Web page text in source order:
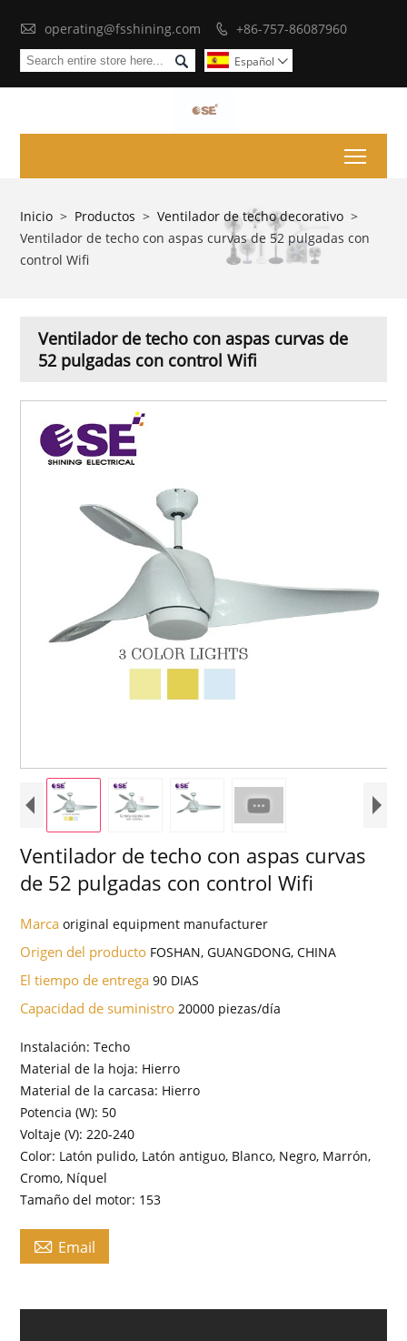
 operating@fsshining.com  +86-757-86087960
 Español 
Inicio > Productos > Ventilador de techo decorativo >
Ventilador de techo con aspas curvas de 52 pulgadas con
control Wifi
Ventilador de techo con aspas curvas de
52 pulgadas con control Wifi
Ventilador de techo con aspas curvas
de 52 pulgadas con control Wifi
Marcaoriginal equipment manufacturer
Origen del producto FOSHAN, GUANGDONG, CHINA
El tiempo de entrega90 DIAS
Capacidad de suministro 20000 piezas/día
Instalación: Techo
Material de la hoja: Hierro
Material de la carcasa: Hierro
Potencia (W): 50
Voltaje (V): 220-240
Color: Latón pulido, Latón antiguo, Blanco, Negro, Marrón,
Cromo, Níquel
Tamaño del motor: 153
 Email